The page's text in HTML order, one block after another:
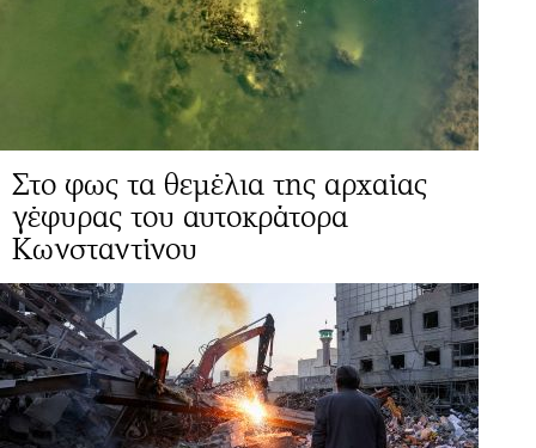
Στο φως τα θεμέλια της αρχαίας
γέφυρας του αυτοκράτορα
Κωνσταντίνου